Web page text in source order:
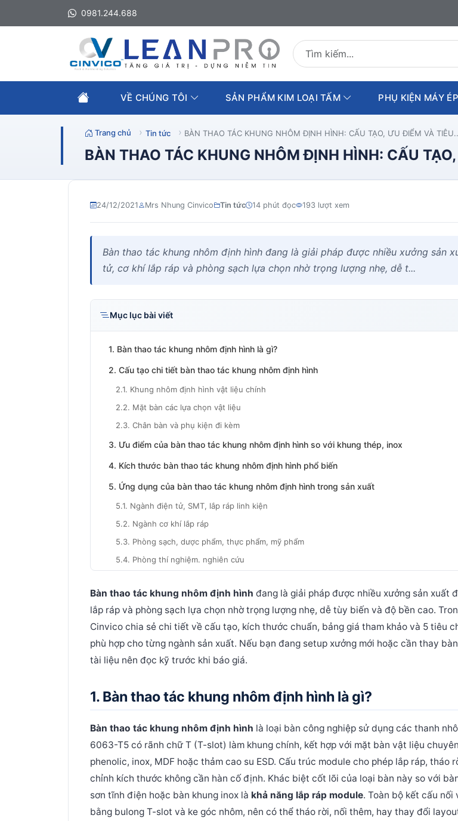
0981.244.688
Tìm kiếm sản phẩm
VỀ CHÚNG TÔI SẢN PHẨM KIM LOẠI TẤM PHỤ KIỆN MÁY
Trang chủ Tin tức BÀN THAO TÁC KHUNG NHÔM ĐỊNH HÌNH: CẤU TẠO, ƯU ĐIỂM VÀ
BÀN THAO TÁC KHUNG NHÔM ĐỊNH HÌNH: CẤU
24/12/2021 Mrs Nhung Cinvico Tin tức 14 phút đọc 193 lượt xem
Bàn thao tác khung nhôm định hình đang là giải pháp được nhiều xưởng sản
tử, cơ khí lắp ráp và phòng sạch lựa chọn nhờ trọng lượng nhẹ, dễ t...
Mục lục bài viết
1. Bàn thao tác khung nhôm định hình là gì?
2. Cấu tạo chi tiết bàn thao tác khung nhôm định hình
2.1. Khung nhôm định hình vật liệu chính
2.2. Mặt bàn các lựa chọn vật liệu
2.3. Chân bàn và phụ kiện đi kèm
3. Ưu điểm của bàn thao tác khung nhôm định hình so với khung thép, inox
4. Kích thước bàn thao tác khung nhôm định hình phổ biến
5. Ứng dụng của bàn thao tác khung nhôm định hình trong sản xuất
5.1. Ngành điện tử, SMT, lắp ráp linh kiện
5.2. Ngành cơ khí lắp ráp
5.3. Phòng sạch, dược phẩm, thực phẩm, mỹ phẩm
5.4. Phòng thí nghiệm. nghiên cứu
6. Giá bàn thao tác khung nhôm định hình bao nhiêu? (Bảng giá tham khảo)
7. 5 tiêu chí chọn bàn thao tác khung nhôm định hình phù hợp
8. Quy trình đặt hàng bàn thao tác khung nhôm định hình tại Cinvico
9. Câu hỏi thường gặp về bàn thao tác khung nhôm định hình (FAQ)
9.3. Có thể tự lắp ráp tại xưởng không?
9.5. Có chính sách bảo hành không?
9.6. Cinvico có làm bàn thao tác cho phòng sạch ISO 14644 không?
9.7. Có thể đặt tùy chỉnh kích thước không trong danh mục mẫu không?
Bàn thao tác khung nhôm định hình đang là giải pháp được nhiều xưởng sản xuất
lắp ráp và phòng sạch lựa chọn nhờ trọng lượng nhẹ, dễ tùy biến và độ bền cao.
Cinvico chia sẻ chi tiết về cấu tạo, kích thước chuẩn, bảng giá tham khảo và 5 tiêu
phù hợp cho từng ngành sản xuất. Nếu bạn đang setup xưởng mới hoặc cần thay
tài liệu nên đọc kỹ trước khi báo giá.
1. Bàn thao tác khung nhôm định hình là gì?
Bàn thao tác khung nhôm định hình là loại bàn công nghiệp sử dụng các thanh
6063-T5 có rãnh chữ T (T-slot) làm khung chính, kết hợp với mặt bàn vật liệu
phenolic, inox, MDF hoặc thảm cao su ESD. Cấu trúc module cho phép lắp ráp, tháo
chỉnh kích thước không cần hàn cố định. Khác biệt cốt lõi của loại bàn này so với
sơn tĩnh điện hoặc bàn khung inox là khả năng lắp ráp module. Toàn bộ kết cấu nối
bằng bulong T-slot và ke góc nhôm, nên có thể tháo rời, nối thêm, hay thay đổi